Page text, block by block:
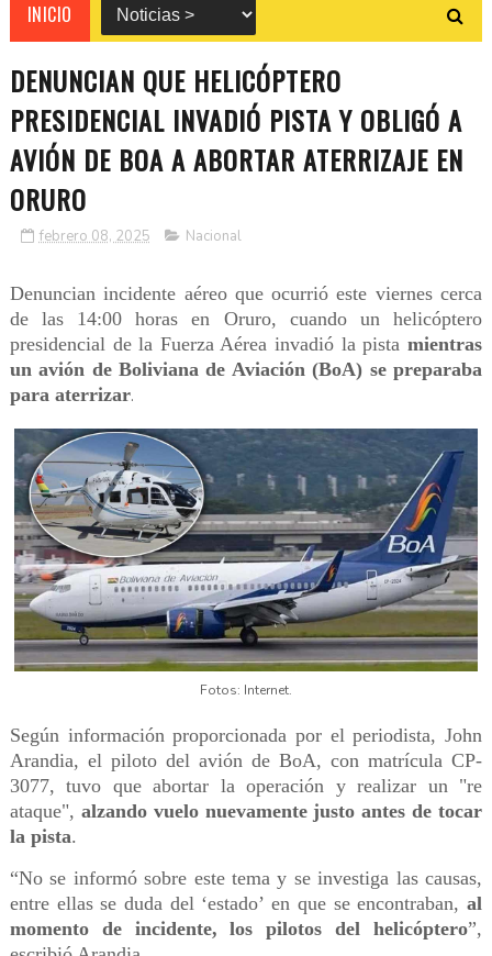
INICIO
DENUNCIAN QUE HELICÓPTERO
PRESIDENCIAL INVADIÓ PISTA Y OBLIGÓ A
AVIÓN DE BOA A ABORTAR ATERRIZAJE EN
ORURO
febrero 08, 2025 Nacional
Denuncian incidente aéreo que ocurrió este viernes cerca
de las 14:00 horas en Oruro, cuando un helicóptero
presidencial de la Fuerza Aérea invadió la pistamientras
un avión de Boliviana de Aviación (BoA) se preparaba
para aterrizar.
Fotos: Internet.
Según información proporcionada por el periodista, John
Arandia, el piloto del avión de BoA, con matrícula CP-
3077, tuvo que abortar la operación y realizar un "re
ataque", alzando vuelo nuevamente justo antes de tocar
la pista.
“No se informó sobre este tema y se investiga las causas,
entre ellas se duda del ‘estado’ en que se encontraban,al
momento de incidente, los pilotos del helicóptero”,